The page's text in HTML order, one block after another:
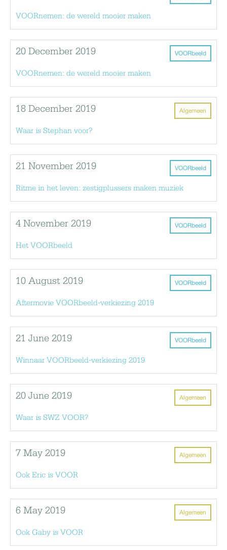
VOORnemen: de wereld mooier maken
VOORbeeld
20 December 2019
VOORnemen: de wereld mooier maken
Algemeen
18 December 2019
Waar is Stephan voor?
VOORbeeld
21 November 2019
Ritme in het leven: zestigplussers maken muziek
VOORbeeld
4 November 2019
Het VOORbeeld
VOORbeeld
10 August 2019
Aftermovie VOORbeeld-verkiezing 2019
VOORbeeld
21 June 2019
Winnaar VOORbeeld-verkiezing 2019
Algemeen
20 June 2019
Waar is SWZ VOOR?
Algemeen
7 May 2019
Ook Eric is VOOR
Algemeen
6 May 2019
Ook Gaby is VOOR